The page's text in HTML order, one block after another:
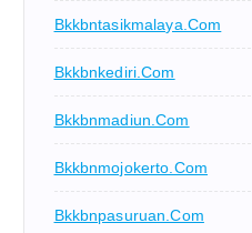
Bkkbntasikmalaya.com
Bkkbnkediri.com
Bkkbnmadiun.com
Bkkbnmojokerto.com
Bkkbnpasuruan.com